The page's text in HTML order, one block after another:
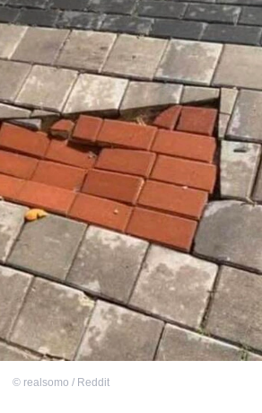
© realsomo / Reddit